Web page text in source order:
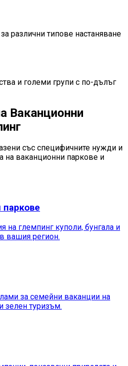
различни типове настаняване
и големи групи с по-дълъг
Ваканционни
със специфичните нужди и
на ваканционни паркове и
паркове
на глемпинг куполи, бунгала и
вашия регион.
за семейни ваканции на
зелен туризъм.